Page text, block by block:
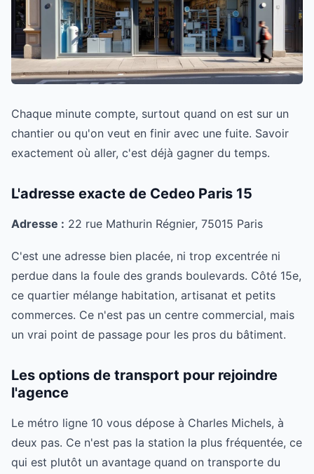
Chaque minute compte, surtout quand on est sur un
chantier ou qu'on veut en finir avec une fuite. Savoir
exactement où aller, c'est déjà gagner du temps.
L'adresse exacte de Cedeo Paris 15
Adresse : 22 rue Mathurin Régnier, 75015 Paris
C'est une adresse bien placée, ni trop excentrée ni
perdue dans la foule des grands boulevards. Côté 15e,
ce quartier mélange habitation, artisanat et petits
commerces. Ce n'est pas un centre commercial, mais
un vrai point de passage pour les pros du bâtiment.
Les options de transport pour rejoindre
l'agence
Le métro ligne 10 vous dépose à Charles Michels, à
deux pas. Ce n'est pas la station la plus fréquentée, ce
qui est plutôt un avantage quand on transporte du